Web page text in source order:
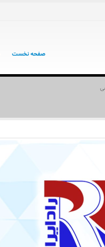
صفحه نخست
نحوه جوشش مبرد در اواپراتور –